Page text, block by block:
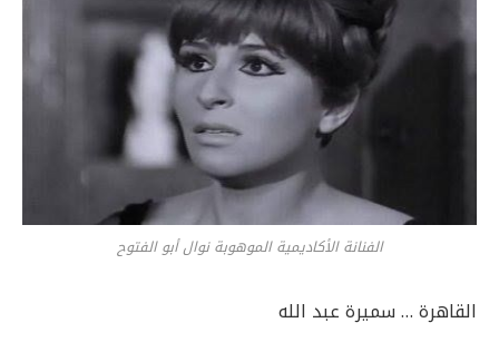
الفنانة الأكاديمية الموهوبة نوال أبو الفتوح
القاهرة … سميرة عبد الله